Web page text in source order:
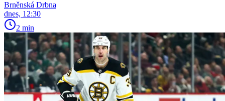
Brněnská Drbna
dnes, 12:30
2 min